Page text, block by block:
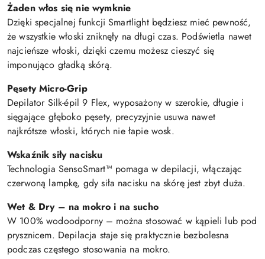
Żaden włos się nie wymknie
Dzięki specjalnej funkcji Smartlight będziesz mieć pewność,
że wszystkie włoski zniknęły na długi czas. Podświetla nawet
najcieńsze włoski, dzięki czemu możesz cieszyć się
imponująco gładką skórą.
Pęsety Micro-Grip
Depilator Silk-épil 9 Flex, wyposażony w szerokie, długie i
sięgające głęboko pęsety, precyzyjnie usuwa nawet
najkrótsze włoski, których nie łapie wosk.
Wskaźnik siły nacisku
Technologia SensoSmart™ pomaga w depilacji, włączając
czerwoną lampkę, gdy siła nacisku na skórę jest zbyt duża.
Wet & Dry – na mokro i na sucho
W 100% wodoodporny – można stosować w kąpieli lub pod
prysznicem. Depilacja staje się praktycznie bezbolesna
podczas częstego stosowania na mokro.